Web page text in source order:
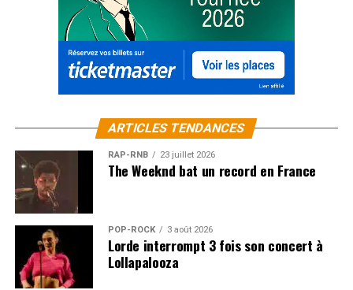
ARTICLES TENDANCES
RAP-RNB 23 juillet 2026
The Weeknd bat un record en France
POP-ROCK 3 août 2026
Lorde interrompt 3 fois son concert à
Lollapalooza